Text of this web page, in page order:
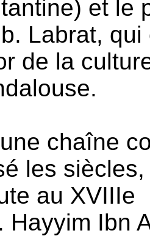
et le
Labrat,
de la
chaîne
les
au XVIIIe
Hayyim Ibn